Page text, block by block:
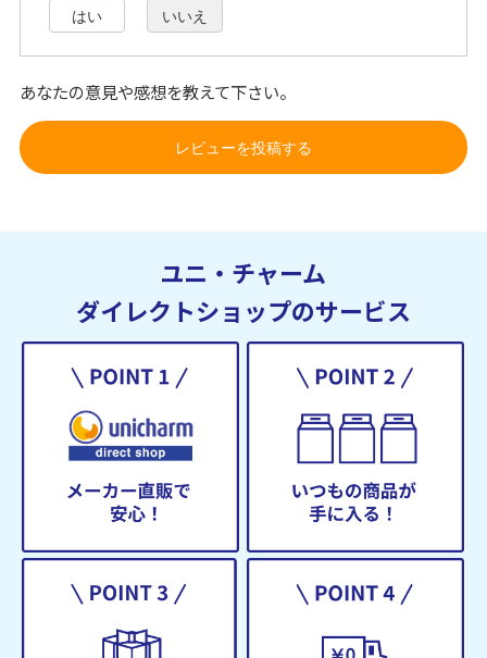
はい いいえ
あなたの意見や感想を教えて下さい。
レビューを投稿する
ユニ・チャーム
ダイレクトショップのサービス